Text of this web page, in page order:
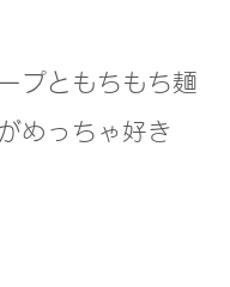
プともちもち麺
めっちゃ好き